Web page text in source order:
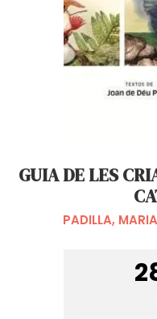
GUIA DE LES
PADILLA, MARIA